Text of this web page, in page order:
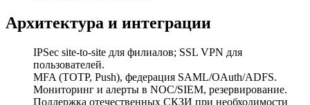
Архитектура и интеграции
IPSec site-to-site для филиалов; SSL VPN для
пользователей.
MFA (TOTP, Push), федерация SAML/OAuth/ADFS.
Мониторинг и алерты в NOC/SIEM, резервирование.
Поддержка отечественных СКЗИ при необходимости